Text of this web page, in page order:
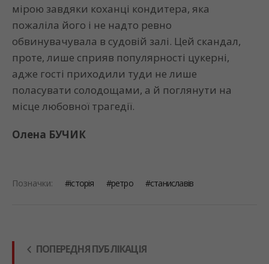
мірою завдяки коханці кондитера, яка
пожаліла його і не надто ревно
обвинувачувала в судовій залі. Цей скандал,
проте, лише сприяв популярності цукерні,
адже гості приходили туди не лише
поласувати солодощами, а й поглянути на
місце любовної трагедії.
Олена БУЧИК
Позначки: історія ретро станиславів
ПОПЕРЕДНЯ ПУБЛІКАЦІЯ